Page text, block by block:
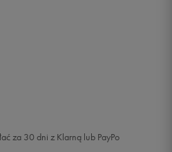
za 30 dni z Klarną lub PayPo